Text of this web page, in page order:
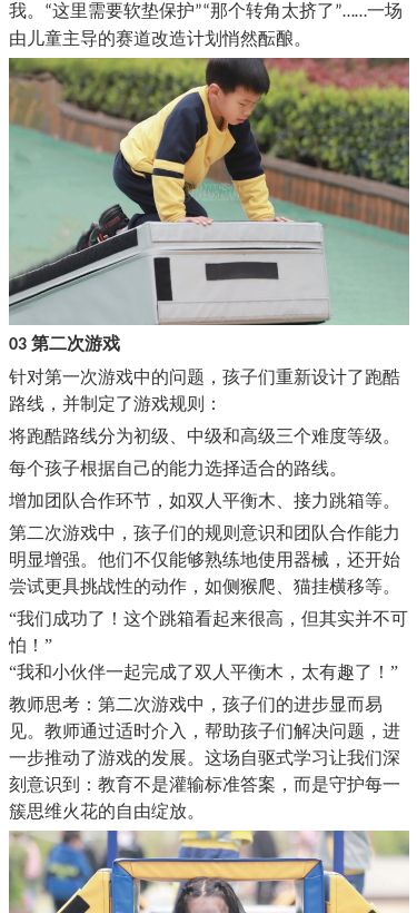
我。
“这里需要软垫保护”“那个转角太挤了”……一场
由儿童主导的赛道改造计划悄然酝酿。
03 第二次游戏
针对第一次游戏中的问题，孩子们重新设计了跑酷
路线，并制定了游戏规则：
将跑酷路线分为初级、中级和高级三个难度等级。
每个孩子根据自己的能力选择适合的路线。
增加团队合作环节，如双人平衡木、接力跳箱等。
第二次游戏中，孩子们的规则意识和团队合作能力
明显增强。他们不仅能够熟练地使用器械，还开始
尝试更具挑战性的动作，如侧猴爬、猫挂横移等。
“我们成功了！这个跳箱看起来很高，但其实并不可
怕！”
“我和小伙伴一起完成了双人平衡木，太有趣了！”
教师思考：第二次游戏中，孩子们的进步显而易
见。教师通过适时介入，帮助孩子们解决问题，进
一步推动了游戏的发展。 这场自驱式学习让我们深
刻意识到：教育不是灌输标准答案，而是守护每一
簇思维火花的自由绽放。